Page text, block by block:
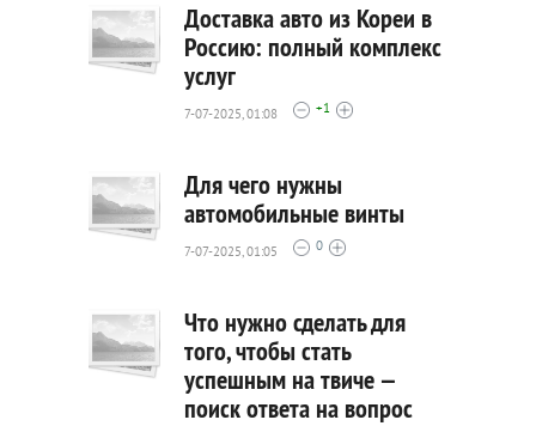
Доставка авто из Кореи в
Россию: полный комплекс
услуг
7-07-2025, 01:08 +1
Для чего нужны
автомобильные винты
7-07-2025, 01:05 0
Что нужно сделать для
того, чтобы стать
успешным на твиче —
поиск ответа на вопрос